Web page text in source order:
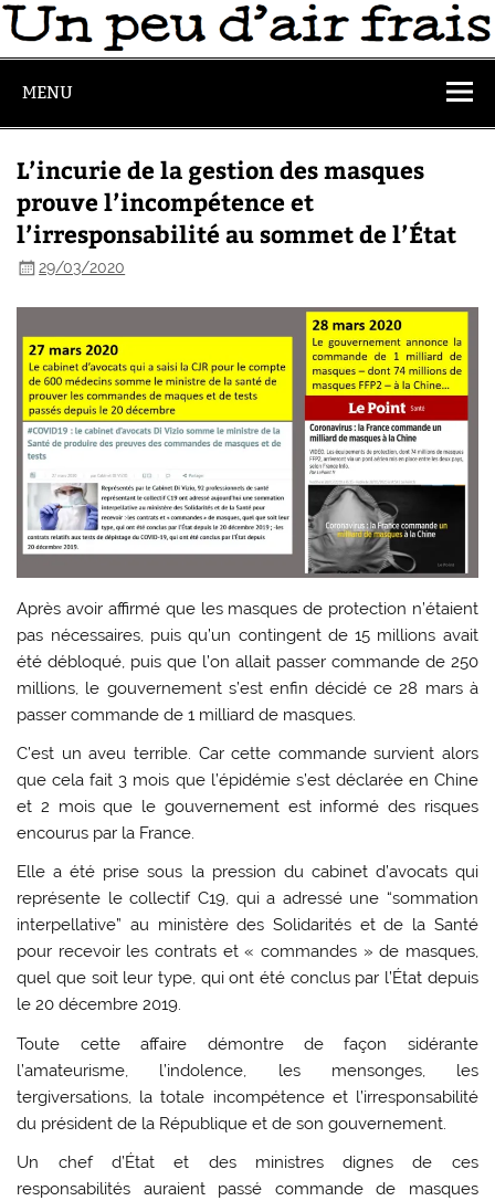
MENU
L’incurie de la gestion des masques
prouve l’incompétence et
l’irresponsabilité au sommet de l’État
29/03/2020
Après avoir affirmé que les masques de protection n’étaient
pas nécessaires, puis qu’un contingent de 15 millions avait
été débloqué, puis que l’on allait passer commande de 250
millions, le gouvernement s’est enfin décidé ce 28 mars à
passer commande de 1 milliard de masques.
C’est un aveu terrible. Car cette commande survient alors
que cela fait 3 mois que l’épidémie s’est déclarée en Chine
et 2 mois que le gouvernement est informé des risques
encourus par la France.
Elle a été prise sous la pression du cabinet d’avocats qui
représente le collectif C19, qui a adressé une “sommation
interpellative” au ministère des Solidarités et de la Santé
pour recevoir les contrats et « commandes » de masques,
quel que soit leur type, qui ont été conclus par l’État depuis
le 20 décembre 2019.
Toute cette affaire démontre de façon sidérante
l’amateurisme, l’indolence, les mensonges, les
tergiversations, la totale incompétence et l’irresponsabilité
du président de la République et de son gouvernement.
Un chef d’État et des ministres dignes de ces
responsabilités auraient passé commande de masques